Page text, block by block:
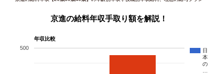
京進の給料年収手取り額を解説！
年収比較
日
本
の
500